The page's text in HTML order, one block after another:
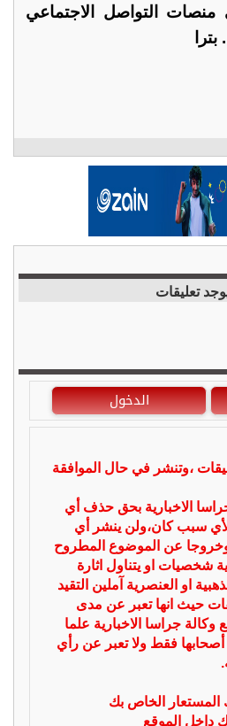
التواصل الاجتماعي
تعليقات
الدخول
،وتنشر في حال الموافقة
الاخبارية بحق حذف أي
سبب كان،ولن ينشر أي
عن الموضوع المطروح
شخصيات او يتناول اثارة
او العنصرية آملين التقيد
حيث انها تعبر عن مدى
وكالة جراسا الاخبارية علما
أصحابها فقط ولا تعبر عن رأي
الخاص بك
داخل الموقع